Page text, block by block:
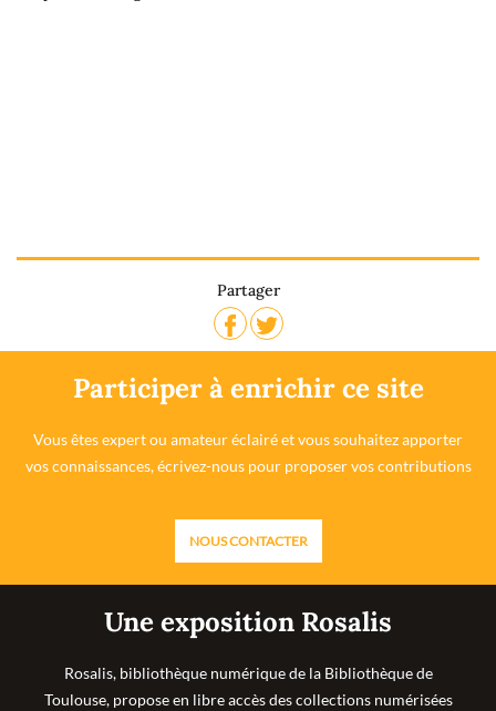
Partager
Participer à enrichir ce site
Vous êtes expert ou amateur éclairé et vous souhaitez apporter
vos connaissances, écrivez-nous pour proposer vos contributions
NOUS CONTACTER
Une exposition Rosalis
Rosalis, bibliothèque numérique de la Bibliothèque de
Toulouse, propose en libre accès des collections numérisées